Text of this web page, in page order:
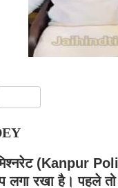
(Kanpur
लगा रखा है। पहले तो